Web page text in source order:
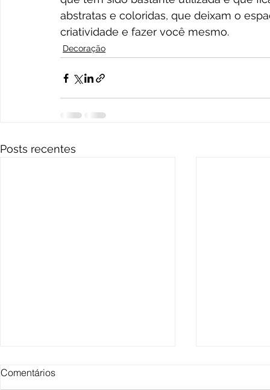
abstratas e coloridas, que deixam o
criatividade e fazer você mesmo.
Decoração
Posts recentes
Comentários